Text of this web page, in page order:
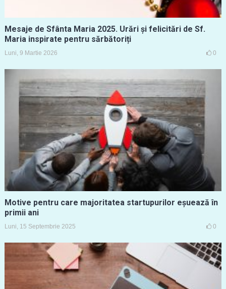
Mesaje de Sfânta Maria 2025. Urări și felicitări de Sf.
Maria inspirate pentru sărbătoriți
Luni, 9 Martie 2026 0
Motive pentru care majoritatea startupurilor eșuează în
primii ani
Luni, 15 Septembrie 2025 0